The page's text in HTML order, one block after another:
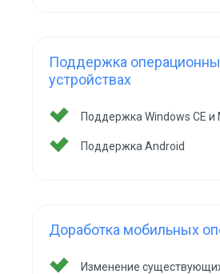
Поддержка
устройствах
Поддержка Windows CE и
Поддержка Android
Доработка мобильных
Изменение